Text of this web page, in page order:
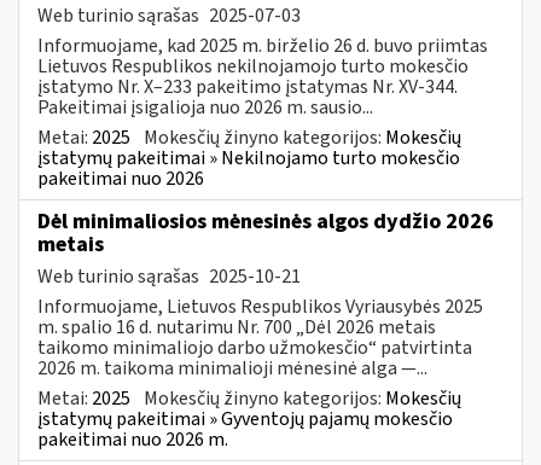
Web turinio sąrašas 2025-07-03
Informuojame, kad 2025 m. birželio 26 d. buvo priimtas
Lietuvos Respublikos nekilnojamojo turto mokesčio
įstatymo Nr. X–233 pakeitimo įstatymas Nr. XV-344.
Pakeitimai įsigalioja nuo 2026 m. sausio...
Metai: 2025 Mokesčių žinyno kategorijos: Mokesčių
įstatymų pakeitimai » Nekilnojamo turto mokesčio
pakeitimai nuo 2026
Dėl minimaliosios mėnesinės algos dydžio 2026
metais
Web turinio sąrašas 2025-10-21
Informuojame, Lietuvos Respublikos Vyriausybės 2025
m. spalio 16 d. nutarimu Nr. 700 „Dėl 2026 metais
taikomo minimaliojo darbo užmokesčio“ patvirtinta
2026 m. taikoma minimalioji mėnesinė alga —...
Metai: 2025 Mokesčių žinyno kategorijos: Mokesčių
įstatymų pakeitimai » Gyventojų pajamų mokesčio
pakeitimai nuo 2026 m.